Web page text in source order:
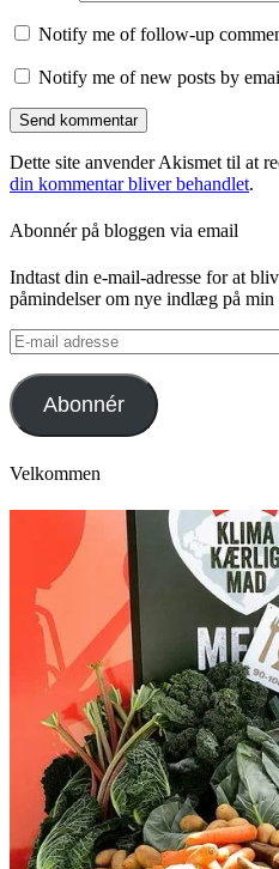
Notify me of follow-up
Notify me of new posts by
Dette site anvender Akismet til at
din kommentar bliver behandlet.
Abonnér på bloggen via email
Indtast din e-mail-adresse for at
påmindelser om nye indlæg på
E-
mail
adresse
Abonnér
Velkommen